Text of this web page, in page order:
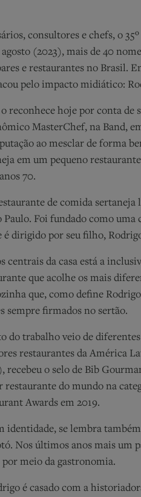
consultores e chefs, o
(2023), mais de 40
e restaurantes no Brasil.
pelo impacto midiático:
reconhece hoje por conta de
MasterChef, na Band,
ao mesclar de forma
em um pequeno
70.
de comida sertaneja
Paulo. Foi fundado como uma
é dirigido por seu filho,
centrais da casa está a
que acolhe os mais
que, como define
sempre firmados no sertão.
do trabalho veio de
restaurantes da América
recebeu o selo de Bib
do mundo na
Awards em 2019.
identidade, se lembra
Nos últimos anos mais um
meio da gastronomia.
é casado com a